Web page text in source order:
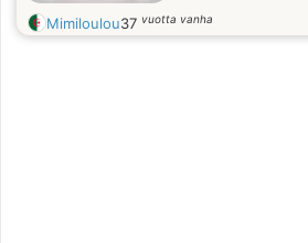
Mimiloulou37 vuotta vanha